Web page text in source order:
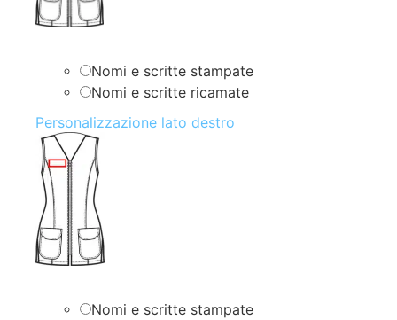
Nomi e scritte stampate
Nomi e scritte ricamate
Personalizzazione lato destro
Nomi e scritte stampate